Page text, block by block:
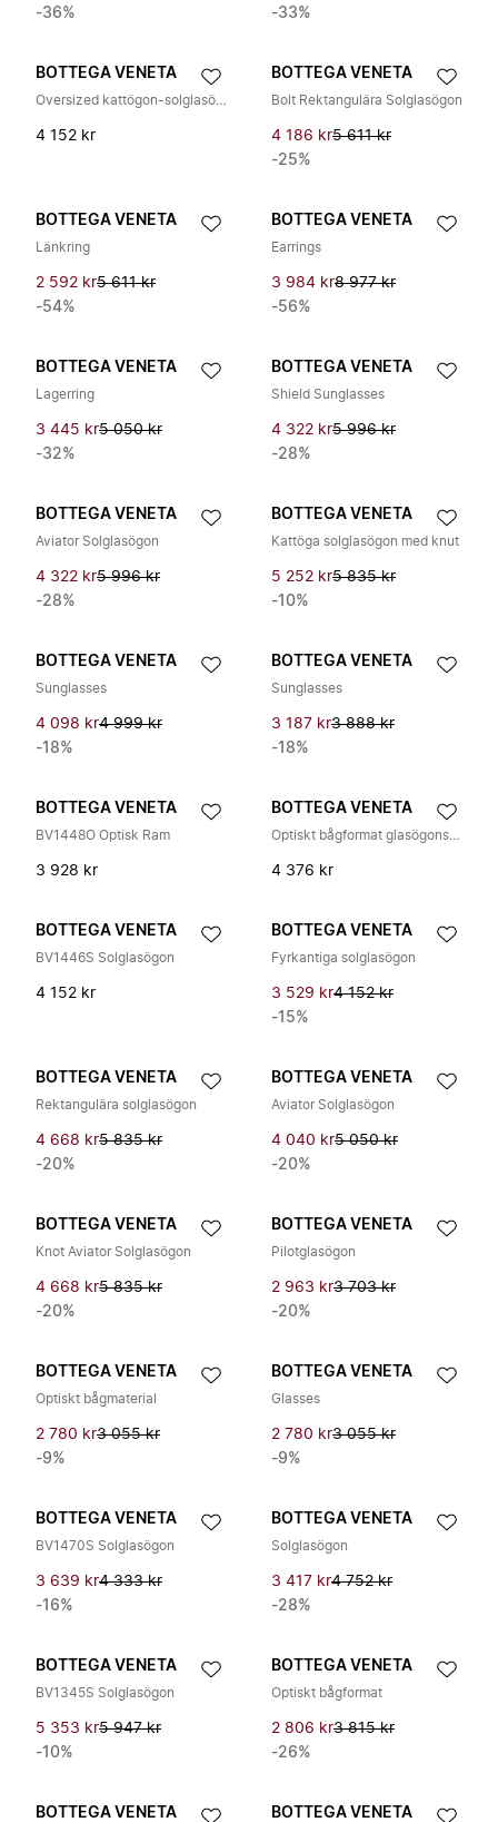
-36% -33%
BOTTEGA VENETA
Oversized kattögon-solglasögon
4 152 kr
BOTTEGA VENETA
Bolt Rektangulära Solglasögon
4 186 kr5 611 kr
-25%
BOTTEGA VENETA
Länkring
2 592 kr5 611 kr
-54%
BOTTEGA VENETA
Earrings
3 984 kr8 977 kr
-56%
BOTTEGA VENETA
Lagerring
3 445 kr5 050 kr
-32%
BOTTEGA VENETA
Shield Sunglasses
4 322 kr5 996 kr
-28%
BOTTEGA VENETA
Aviator Solglasögon
4 322 kr5 996 kr
-28%
BOTTEGA VENETA
Kattöga solglasögon med knut
5 252 kr5 835 kr
-10%
BOTTEGA VENETA
Sunglasses
4 098 kr4 999 kr
-18%
BOTTEGA VENETA
Sunglasses
3 187 kr3 888 kr
-18%
BOTTEGA VENETA
BV1448O Optisk Ram
3 928 kr
BOTTEGA VENETA
Optiskt bågformat glasögonställ
4 376 kr
BOTTEGA VENETA
BV1446S Solglasögon
4 152 kr
BOTTEGA VENETA
Fyrkantiga solglasögon
3 529 kr4 152 kr
-15%
BOTTEGA VENETA
Rektangulära solglasögon
4 668 kr5 835 kr
-20%
BOTTEGA VENETA
Aviator Solglasögon
4 040 kr5 050 kr
-20%
BOTTEGA VENETA
Knot Aviator Solglasögon
4 668 kr5 835 kr
-20%
BOTTEGA VENETA
Pilotglasögon
2 963 kr3 703 kr
-20%
BOTTEGA VENETA
Optiskt bågmaterial
2 780 kr3 055 kr
-9%
BOTTEGA VENETA
Glasses
2 780 kr3 055 kr
-9%
BOTTEGA VENETA
BV1470S Solglasögon
3 639 kr4 333 kr
-16%
BOTTEGA VENETA
Solglasögon
3 417 kr4 752 kr
-28%
BOTTEGA VENETA
BV1345S Solglasögon
5 353 kr5 947 kr
-10%
BOTTEGA VENETA
Optiskt bågformat
2 806 kr3 815 kr
-26%
BOTTEGA VENETA BOTTEGA VENETA